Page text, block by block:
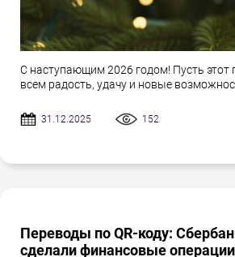
С наступающим 2026 годом! Пусть этот
всем радость, удачу и новые
31.12.2025 152
Переводы по QR-коду:
сделали финансовые